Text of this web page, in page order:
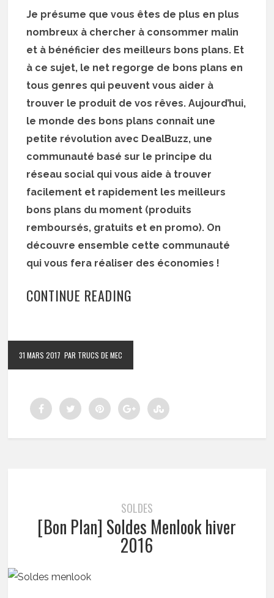
Je présume que vous êtes de plus en plus
nombreux à chercher à consommer malin
et à bénéficier des meilleurs bons plans. Et
à ce sujet, le net regorge de bons plans en
tous genres qui peuvent vous aider à
trouver le produit de vos rêves. Aujourd’hui,
le monde des bons plans connait une
petite révolution avec DealBuzz, une
communauté basé sur le principe du
réseau social qui vous aide à trouver
facilement et rapidement les meilleurs
bons plans du moment (produits
remboursés, gratuits et en promo). On
découvre ensemble cette communauté
qui vous fera réaliser des économies !
CONTINUE READING
31 MARS 2017 PAR TRUCS DE MEC
SOLDES
[Bon Plan] Soldes Menlook hiver
2016